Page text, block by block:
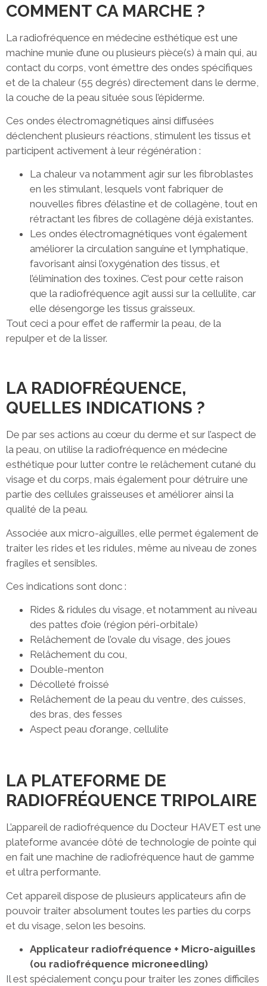
COMMENT CA MARCHE ?
La radiofréquence en médecine esthétique est une
machine munie d’une ou plusieurs pièce(s) à main qui, au
contact du corps, vont émettre des ondes spécifiques
et de la chaleur (55 degrés) directement dans le derme,
la couche de la peau située sous l’épiderme.
Ces ondes électromagnétiques ainsi diffusées
déclenchent plusieurs réactions, stimulent les tissus et
participent activement à leur régénération :
La chaleur va notamment agir sur les fibroblastes
en les stimulant, lesquels vont fabriquer de
nouvelles fibres d’élastine et de collagène, tout en
rétractant les fibres de collagène déjà existantes.
Les ondes électromagnétiques vont également
améliorer la circulation sanguine et lymphatique,
favorisant ainsi l’oxygénation des tissus, et
l’élimination des toxines. C’est pour cette raison
que la radiofréquence agit aussi sur la cellulite, car
elle désengorge les tissus graisseux.
Tout ceci a pour effet de raffermir la peau, de la
repulper et de la lisser.
LA RADIOFRÉQUENCE,
QUELLES INDICATIONS ?
De par ses actions au cœur du derme et sur l’aspect de
la peau, on utilise la radiofréquence en médecine
esthétique pour lutter contre le relâchement cutané du
visage et du corps, mais également pour détruire une
partie des cellules graisseuses et améliorer ainsi la
qualité de la peau.
Associée aux micro-aiguilles, elle permet également de
traiter les rides et les ridules, même au niveau de zones
fragiles et sensibles.
Ces indications sont donc :
Rides & ridules du visage, et notamment au niveau
des pattes d’oie (région péri-orbitale)
Relâchement de l’ovale du visage, des joues
Relâchement du cou,
Double-menton
Décolleté froissé
Relâchement de la peau du ventre, des cuisses,
des bras, des fesses
Aspect peau d’orange, cellulite
LA PLATEFORME DE
RADIOFRÉQUENCE TRIPOLAIRE
L’appareil de radiofréquence du Docteur HAVET est une
plateforme avancée dôté de technologie de pointe qui
en fait une machine de radiofréquence haut de gamme
et ultra performante.
Cet appareil dispose de plusieurs applicateurs afin de
pouvoir traiter absolument toutes les parties du corps
et du visage, selon les besoins.
Applicateur radiofréquence + Micro-aiguilles
(ou radiofréquence microneedling)
Il est spécialement conçu pour traiter les zones difficiles